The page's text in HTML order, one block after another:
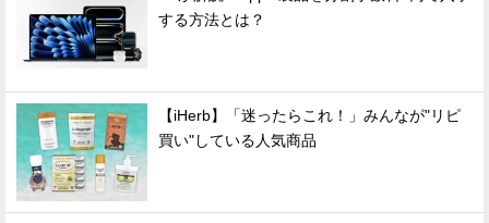
する方法とは？
【iHerb】「迷ったらこれ！」みんなが"リピ
買い"している人気商品